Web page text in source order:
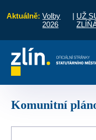
Aktuálně: Volby
2026
| UŽ
vyřídit
Komunitní